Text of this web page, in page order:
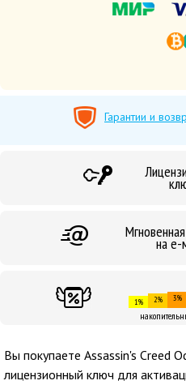
Гарантии и
на е-
1% 2% 3%
Вы покупаете Assassin's Creed
лицензионный ключ для